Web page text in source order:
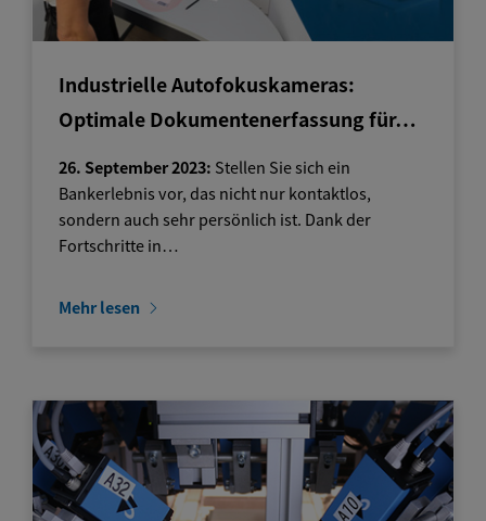
Industrielle Autofokuskameras:
Optimale Dokumentenerfassung für…
26. September 2023: Stellen Sie sich ein
Bankerlebnis vor, das nicht nur kontaktlos,
sondern auch sehr persönlich ist. Dank der
Fortschritte in…
Mehr lesen